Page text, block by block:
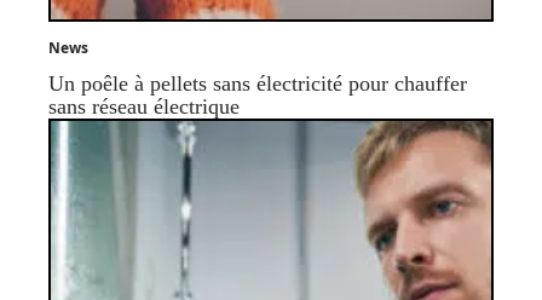
News
Un poêle à pellets sans électricité pour chauffer
sans réseau électrique